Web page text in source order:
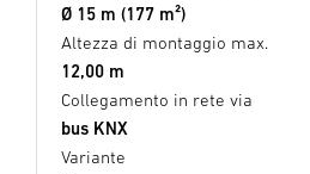
Ø 15 m (177 m²)
Altezza di montaggio max.
12,00 m
Collegamento in rete via
bus KNX
Variante